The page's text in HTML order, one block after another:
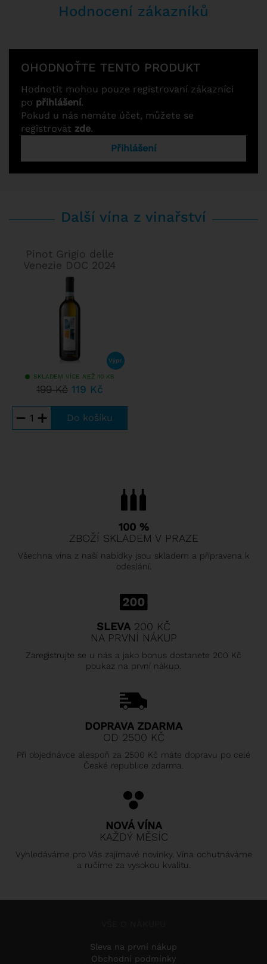
Hodnocení zákazníků
OHODNOŤTE TENTO PRODUKT
Hodnotit mohou pouze registrovaní zákazníci
po přihlášení.
Pokud u nás nemáte účet, můžete se
registrovat zde.
Přihlášení
Další vína z vinařství
Pinot Grigio delle
Venezie DOC 2024
SKLADEM VÍCE NEŽ 10 KS
199 Kč 119 Kč
− +
100 %
ZBOŽÍ SKLADEM V PRAZE
Všechna vína z naší nabídky jsou skladem a připravena k
odeslání.
SLEVA 200 KČ
NA PRVNÍ NÁKUP
Zaregistrujte se u nás a jako bonus dostanete 200 Kč
poukaz na první nákup.
DOPRAVA ZDARMA
OD 2500 KČ
Při objednávce alespoň za 2500 Kč máte dopravu po celé
České republice zdarma.
NOVÁ VÍNA
KAŽDÝ MĚSÍC
Vyhledáváme pro Vás zajímavé novinky. Vína ochutnáváme
a ručíme za vysokou kvalitu.
Sleva na první nákup
Obchodní podmínky